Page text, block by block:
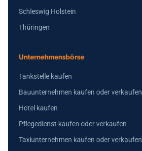
Schleswig Holstein
Thüringen
Unternehmensbörse
Tankstelle kaufen
Bauunternehmen kaufen oder verkaufen
Hotel kaufen
Pflegedienst kaufen oder verkaufen
Taxiunternehmen kaufen oder verkaufen